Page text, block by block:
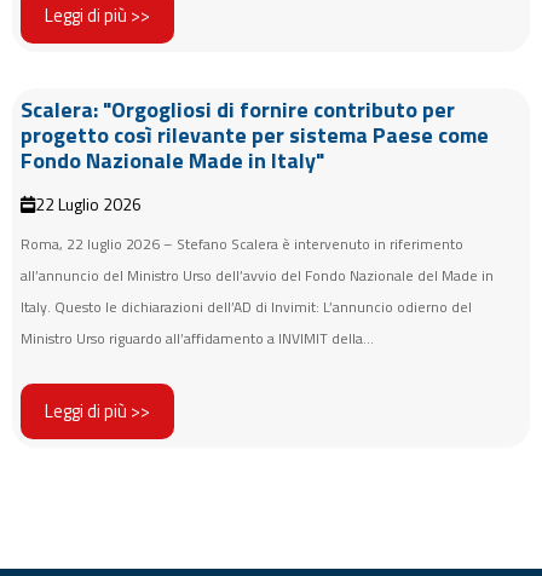
Leggi di più >>
Scalera: "Orgogliosi di fornire contributo per
progetto così rilevante per sistema Paese come
Fondo Nazionale Made in Italy"
22 Luglio 2026
Roma, 22 luglio 2026 – Stefano Scalera è intervenuto in riferimento
all’annuncio del Ministro Urso dell’avvio del Fondo Nazionale del Made in
Italy. Questo le dichiarazioni dell’AD di Invimit: L’annuncio odierno del
Ministro Urso riguardo all’affidamento a INVIMIT della...
Leggi di più >>